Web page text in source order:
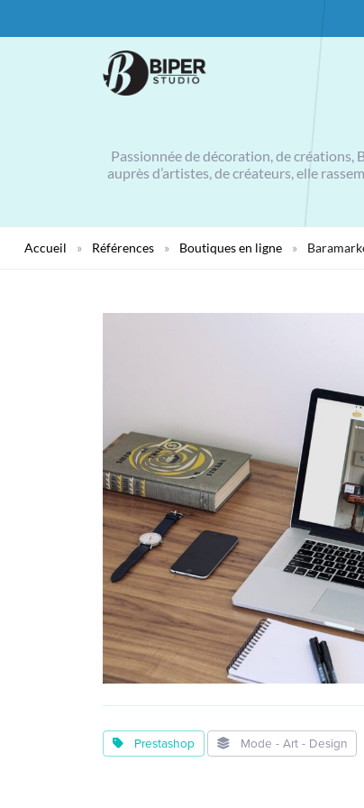
Passionnée de décoration, de créations,
auprès d’artistes, de créateurs, elle
Accueil » Références » Boutiques en ligne »
Prestashop Mode - Art - Design